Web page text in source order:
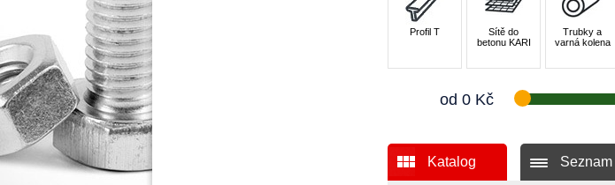
Profil T
Sítě do
betonu KARI
Trubky a
varná kolena
od 0 Kč
Katalog Seznam